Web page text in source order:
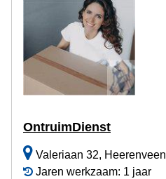
OntruimDienst
Valeriaan 32, Heerenveen
Jaren werkzaam: 1 jaar